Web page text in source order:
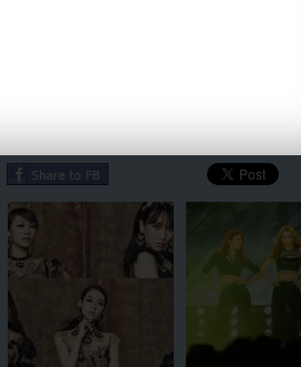
ตอนนี้แฟนๆสามารถติดตามเราได้อี